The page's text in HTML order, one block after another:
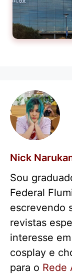
Nick
Sou
Federal
escrevendo
revistas
interesse
cosplay e
para o Rede